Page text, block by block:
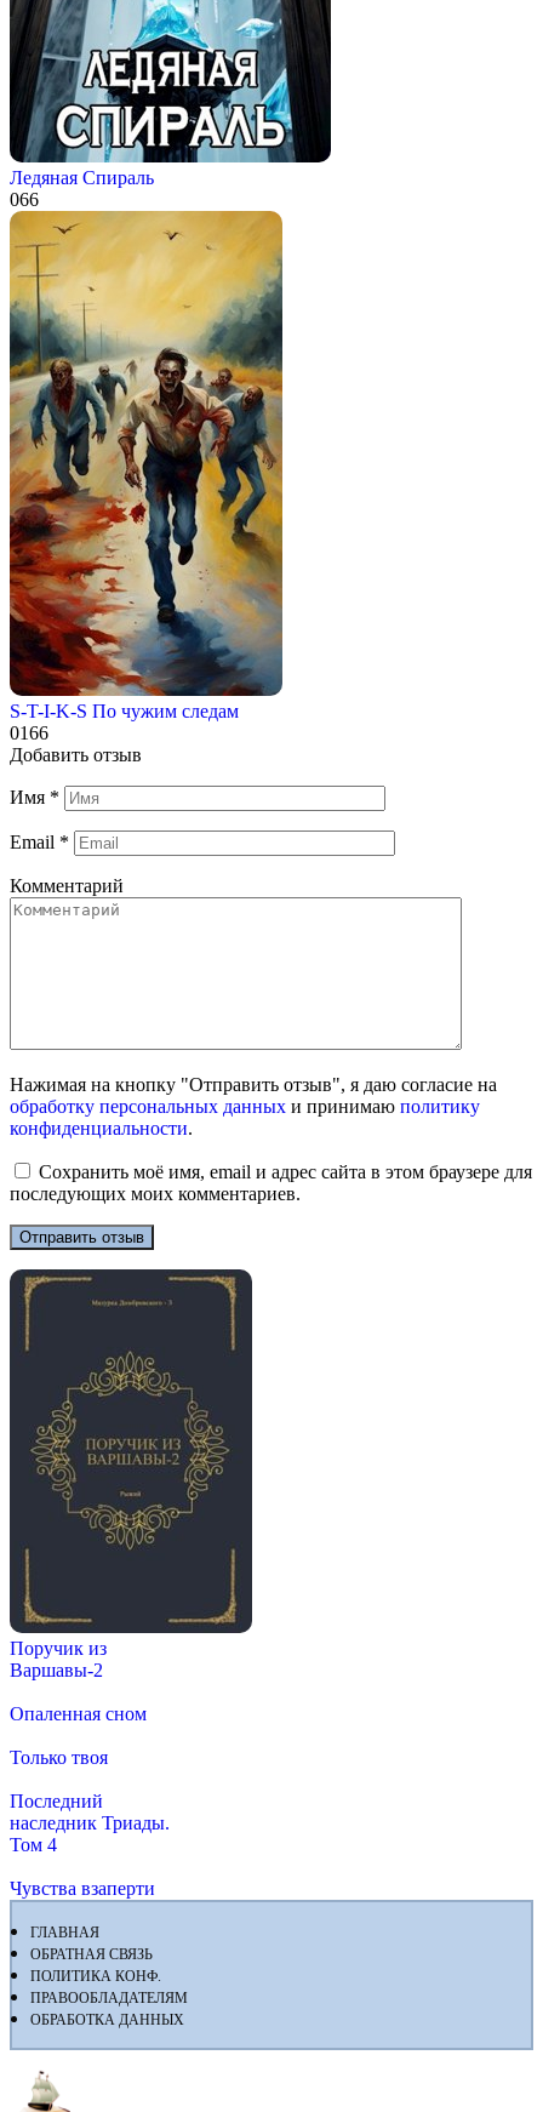
Ледяная Спираль
066
S-T-I-K-S По чужим следам
0166
Добавить отзыв
Имя *
Email *
Комментарий
Нажимая на кнопку "Отправить отзыв", я даю согласие на
обработку персональных данных и принимаю политику
конфиденциальности.
Сохранить моё имя, email и адрес сайта в этом браузере для
последующих моих комментариев.
Поручик из
Варшавы-2
Опаленная сном
Только твоя
Последний
наследник Триады.
Том 4
Чувства взаперти
ГЛАВНАЯ
ОБРАТНАЯ СВЯЗЬ
ПОЛИТИКА КОНФ.
ПРАВООБЛАДАТЕЛЯМ
ОБРАБОТКА ДАННЫХ